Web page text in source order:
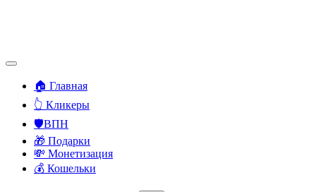
🏠 Главная
👆 Кликеры
🛡️ВПН
🎁 Подарки
💸 Монетизация
💰 Кошельки